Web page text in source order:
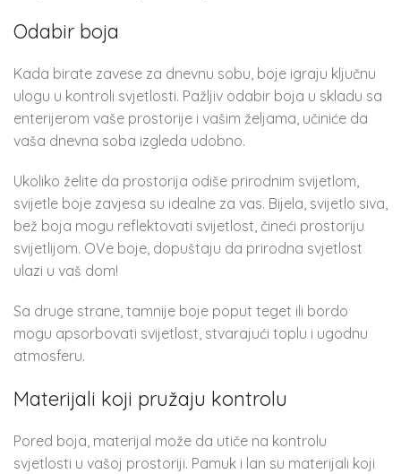
Odabir boja
Kada birate zavese za dnevnu sobu, boje igraju ključnu
ulogu u kontroli svjetlosti. Pažljiv odabir boja u skladu sa
enterijerom vaše prostorije i vašim željama, učiniće da
vaša dnevna soba izgleda udobno.
Ukoliko želite da prostorija odiše prirodnim svijetlom,
svijetle boje zavjesa su idealne za vas. Bijela, svijetlo siva,
bež boja mogu reflektovati svijetlost, čineći prostoriju
svijetlijom. OVe boje, dopuštaju da prirodna svjetlost
ulazi u vaš dom!
Sa druge strane, tamnije boje poput teget ili bordo
mogu apsorbovati svijetlost, stvarajući toplu i ugodnu
atmosferu.
Materijali koji pružaju kontrolu
Pored boja, materijal može da utiče na kontrolu
svjetlosti u vašoj prostoriji. Pamuk i lan su materijali koji